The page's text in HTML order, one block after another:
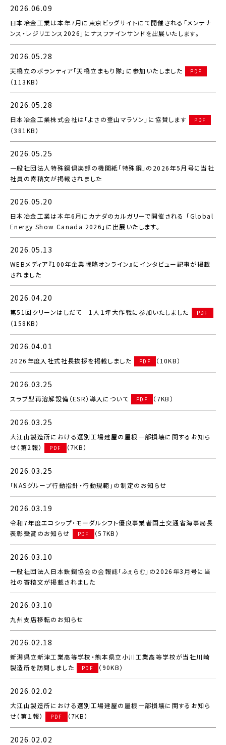
2026.06.09
日本冶金工業は本年7月に東京ビッグサイトにて開催される「メンテナ
ンス・レジリエンス2026」にナスファインサンドを出展いたします。
2026.05.28
天橋立のボランティア「天橋立まもり隊」に参加いたしました PDF
（113KB）
2026.05.28
日本冶金工業株式会社は「よさの登山マラソン」に協賛します PDF
（381KB）
2026.05.25
一般社団法人特殊鋼倶楽部の機関紙「特殊鋼」の2026年5月号に当社
社員の寄稿文が掲載されました
2026.05.20
日本冶金工業は本年6月にカナダのカルガリーで開催される 「Global
Energy Show Canada 2026」に出展いたします。
2026.05.13
WEBメディア『100年企業戦略オンライン』にインタビュー記事が掲載
されました
2026.04.20
第51回クリーンはしだて 1人１坪大作戦に参加いたしました PDF
（158KB）
2026.04.01
2026年度入社式社長挨拶を掲載しました PDF （10KB）
2026.03.25
スラブ型再溶解設備（ESR）導入について PDF （7KB）
2026.03.25
大江山製造所における選別工場建屋の屋根一部損壊に関するお知ら
せ（第2報）
PDF （7KB）
2026.03.25
「NASグループ行動指針・行動規範」の制定のお知らせ
2026.03.19
令和7年度エコシップ・モーダルシフト優良事業者国土交通省海事局長
表彰受賞のお知らせ
PDF （57KB）
2026.03.10
一般社団法人日本鉄鋼協会の会報誌「ふぇらむ」の2026年3月号に当
社の寄稿文が掲載されました
2026.03.10
九州支店移転のお知らせ
2026.02.18
新潟県立新津工業高等学校・熊本県立小川工業高等学校が当社川崎
製造所を訪問しました
PDF （90KB）
2026.02.02
大江山製造所における選別工場建屋の屋根一部損壊に関するお知ら
せ（第１報）
PDF （7KB）
2026.02.02